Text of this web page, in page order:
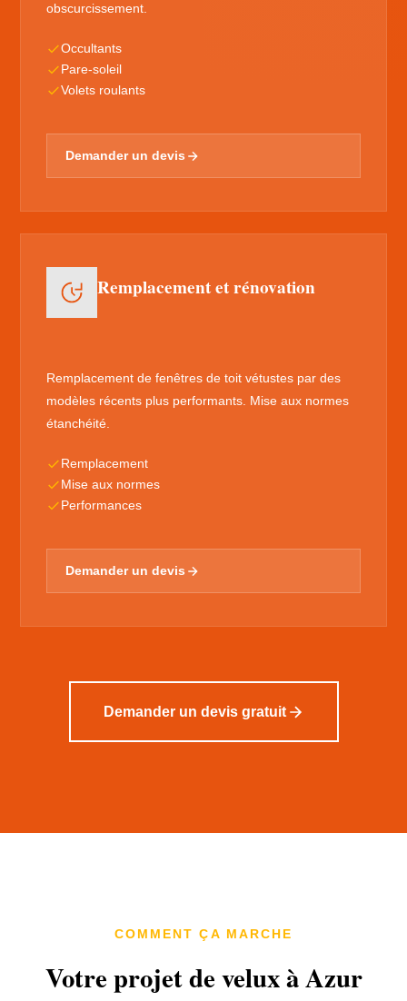
obscurcissement.
Occultants
Pare-soleil
Volets roulants
Demander un devis
Remplacement et rénovation
Remplacement de fenêtres de toit vétustes par des
modèles récents plus performants. Mise aux normes
étanchéité.
Remplacement
Mise aux normes
Performances
Demander un devis
Demander un devis gratuit
COMMENT ÇA MARCHE
Votre projet de velux à Azur